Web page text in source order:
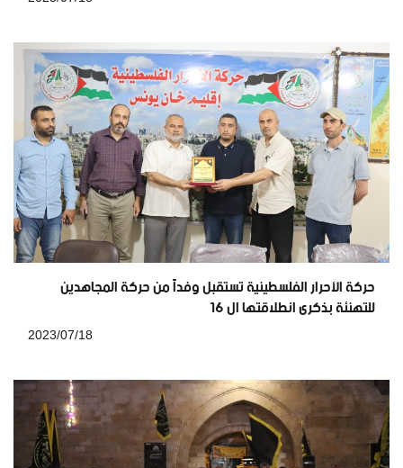
حركة الأحرار الفلسطينية تستقبل وفداً من حركة المجاهدين
للتهنئة بذكرى انطلاقتها ال 16